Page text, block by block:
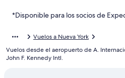
Vuelos de Birmingham (BHM) a
(BOG) a Nueva York (LGA)
Vuelos de Aguadilla (BQN) a Nueva
*Disponible para los socios de
Vuelos a Nueva York
Vuelos desde el aeropuerto de A.
John F. Kennedy Intl.